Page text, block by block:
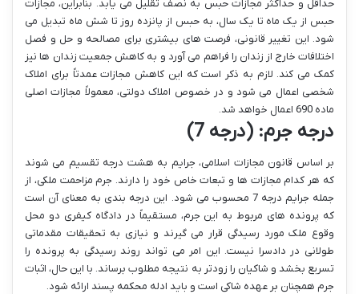
حداقل و حداکثر مجازات حبس به نصف تقلیل می یابد. بنابراین، مجازات
حبس از یک ماه تا یک سال، به حبس از پانزده روز تا شش ماه تبدیل می
شود. این تغییر قانونی، فرصت های بیشتری برای مصالحه و حل و فصل
اختلافات خارج از زندان را فراهم می آورد و به کاهش جمعیت زندان ها نیز
کمک می کند. لازم به ذکر است که این کاهش مجازات عمدتاً برای املاک
شخصی اعمال می شود و در خصوص املاک دولتی، معمولاً مجازات اصلی
ماده 690 اعمال خواهد شد.
درجه جرم: (درجه 7)
بر اساس قانون مجازات اسلامی، جرایم به هشت درجه تقسیم می شوند
که هر کدام مجازات ها و تبعات خاص خود را دارند. جرم مزاحمت ملکی، از
جمله جرایم درجه 7 محسوب می شود. این درجه بندی به معنای آن است
که پرونده های مربوط به این جرم، مستقیماً در دادگاه کیفری دو محل
وقوع ملک مورد رسیدگی قرار می گیرند و نیازی به تحقیقات مقدماتی
طولانی در دادسرا نیست. این امر می تواند روند رسیدگی به پرونده را
تسریع بخشد و شاکیان را زودتر به نتیجه مطلوب برساند. با این حال، اثبات
جرم همچنان بر عهده شاکی است و باید ادله محکمه پسند ارائه شود.